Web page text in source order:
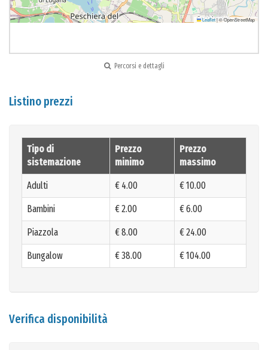
Leaflet|© OpenStreetMap
Percorsi e dettagli
Listino prezzi
Tipo di
sistemazione
Prezzo
minimo
Prezzo
massimo
Adulti € 4.00 € 10.00
Bambini € 2.00 € 6.00
Piazzola € 8.00 € 24.00
Bungalow € 38.00 € 104.00
Verifica disponibilità